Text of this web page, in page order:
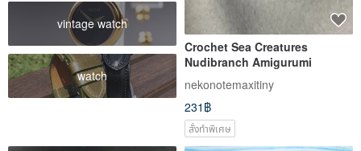
vintage watch
watch
Crochet Sea Creatures
Nudibranch Amigurumi
nekonotemaxitiny
231฿
สั่งทำพิเศษ